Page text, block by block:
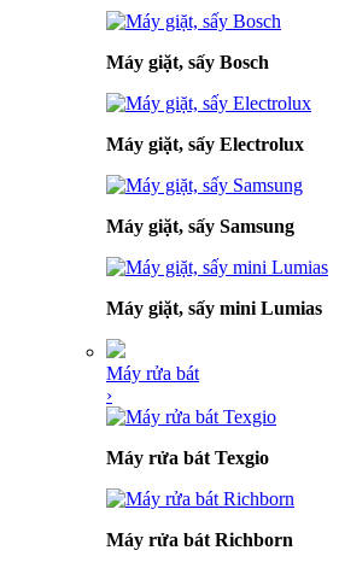
Máy giặt, sấy Bosch
Máy giặt, sấy Electrolux
Máy giặt, sấy Samsung
Máy giặt, sấy mini Lumias
Máy rửa bát
›
Máy rửa bát Texgio
Máy rửa bát Richborn